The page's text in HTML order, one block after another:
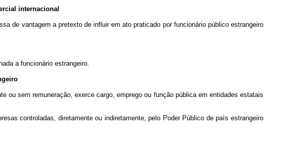
internacional
de vantagem a pretexto de influir em ato praticado por funcionário público estrangeiro
a funcionário estrangeiro.
ou sem remuneração, exerce cargo, emprego ou função pública em entidades estatais
controladas, diretamente ou indiretamente, pelo Poder Público de país estrangeiro